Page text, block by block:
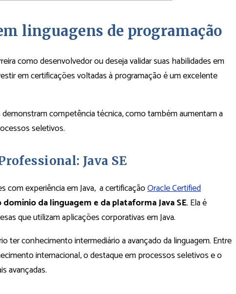
linguagens de programação
como desenvolvedor ou deseja validar suas habilidades em
em certificações voltadas à programação é um excelente
demonstram competência técnica, como também aumentam a
seletivos.
Java SE
com experiência em Java, a certificaçãoOracle Certified
domínio da linguagem e da plataforma Java SE. Ela é
que utilizam aplicações corporativas em Java.
ter conhecimento intermediário a avançado da linguagem. Entre
internacional, o destaque em processos seletivos e o
avançadas.